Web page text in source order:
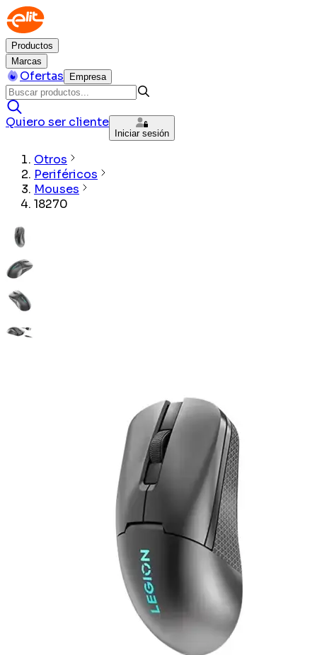
Productos
Marcas
Ofertas Empresa
Quiero ser cliente
Iniciar sesión
Otros
Periféricos
Mouses
18270